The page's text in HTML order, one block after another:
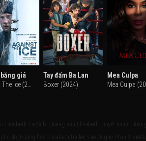
băng giá
Tay đấm Ba Lan
Boxer (2024)
Mea Culpa
Mea Culpa
Elisabeth VietSub, Hoàng hậu Elisabeth thuyết minh,
phụ đề, Hoàng hậu Elisabeth trailer, Vuot Nguc: Phan 1